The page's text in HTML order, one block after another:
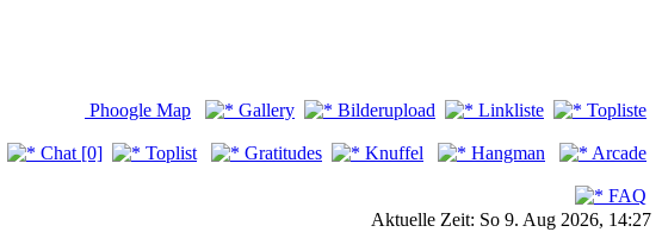
Phoogle Map Gallery Bilderupload Linkliste Topliste
Chat [0] Toplist Gratitudes Knuffel Hangman Arcade
FAQ
Aktuelle Zeit: So 9. Aug 2026, 14:27